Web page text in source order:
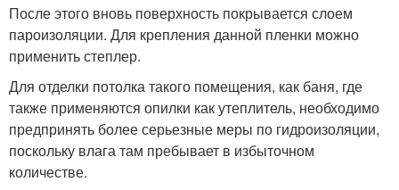
После этого вновь поверхность покрывается слоем
пароизоляции. Для крепления данной пленки можно
применить степлер.
Для отделки потолка такого помещения, как баня, где
также применяются опилки как утеплитель, необходимо
предпринять более серьезные меры по гидроизоляции,
поскольку влага там пребывает в избыточном
количестве.